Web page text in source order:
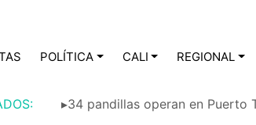
POLÍTICA CALI REGIONAL
▸34 pandillas operan en Puerto